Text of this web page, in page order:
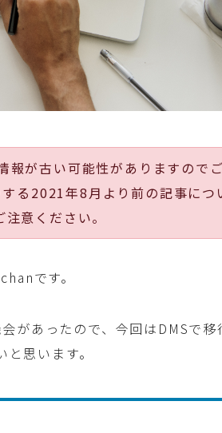
が古い可能性がありますので
る2021年8月より前の記事につ
意ください。
です。
があったので、今回はDMSで移
思います。